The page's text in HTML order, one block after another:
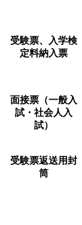
受験票、
入学検
定料納入票
面接票（一般入
試・ 社会人入
試）
受験票返送用封
筒